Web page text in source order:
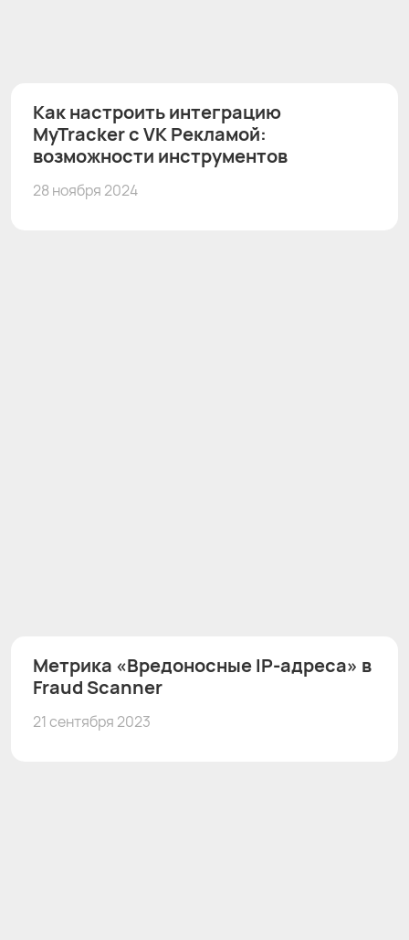
Как настроить интеграцию
MyTracker с VK Рекламой:
возможности инструментов
28 ноября 2024
Метрика «Вредоносные IP-адреса» в
Fraud Scanner
21 сентября 2023